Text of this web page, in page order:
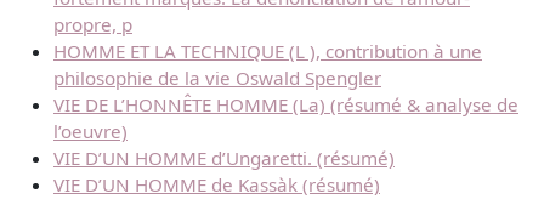
propre, p
HOMME ET LA TECHNIQUE (L ), contribution à une
philosophie de la vie Oswald Spengler
VIE DE L’HONNÊTE HOMME (La) (résumé & analyse de
l’oeuvre)
VIE D’UN HOMME d’Ungaretti. (résumé)
VIE D’UN HOMME de Kassàk (résumé)